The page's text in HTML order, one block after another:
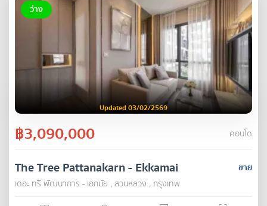
ว่าง
Updated 03/02/2569
฿3,090,000 คอนโด
ขาย
The Tree Pattanakarn - Ekkamai
เดอะ ทรี พัฒนาการ - เอกมัย , สวนหลวง , กรุงเทพ